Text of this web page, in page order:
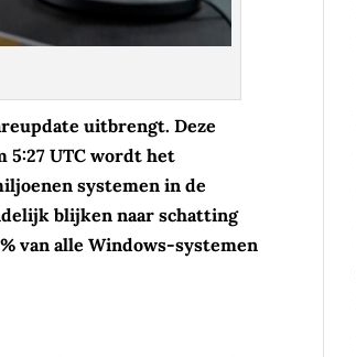
uitbrengt. Deze
5:27 UTC wordt het
systemen in de
blijken naar schatting
van alle Windows-systemen